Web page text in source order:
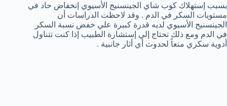
يسبب إستهلاك كوب شاي الجينسنيج الأسيوي إنخفاض حاد في
مستويات السكر في الدم . وقد لاحظت الدراسات أن
الجينسنيج الأسيوي لديه قدرة كبيرة علي خفض نسبة السكر
في الدم ومع ذلك تحتاج إلي إستشارة الطبيب إذا كنت تتناول
أدوية سكري منعاً لحدوث أي أثار جانبية .